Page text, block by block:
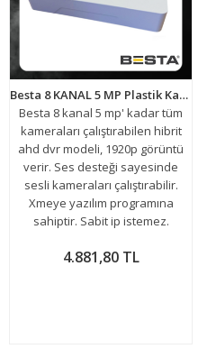
Besta 8 KANAL 5 MP Plastik Kasa Xmeye Ahd Hibrit 5IN1 HİBRİT H265 Kamera Kayıt Cihazı BS-308
Besta 8 kanal 5 mp' kadar tüm
kameraları çalıştırabilen hibrit
ahd dvr modeli, 1920p görüntü
verir. Ses desteği sayesinde
sesli kameraları çalıştırabilir.
Xmeye yazılım programına
sahiptir. Sabit ip istemez.
4.881,80 TL